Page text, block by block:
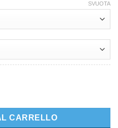
SVUOTA
CARRELLO